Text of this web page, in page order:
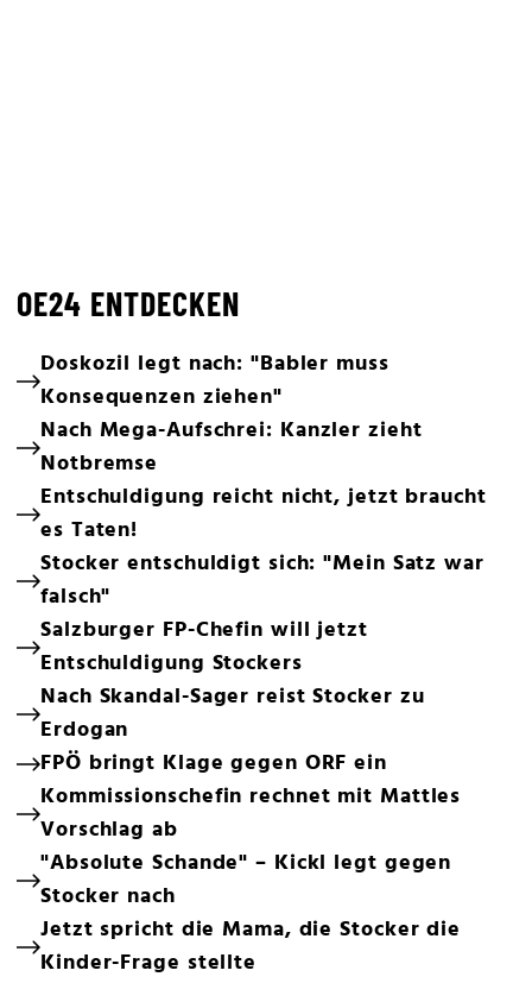
OE24 ENTDECKEN
Doskozil legt nach: "Babler muss
Konsequenzen ziehen"
Nach Mega-Aufschrei: Kanzler zieht
Notbremse
Entschuldigung reicht nicht, jetzt braucht
es Taten!
Stocker entschuldigt sich: "Mein Satz war
falsch"
Salzburger FP-Chefin will jetzt
Entschuldigung Stockers
Nach Skandal-Sager reist Stocker zu
Erdogan
FPÖ bringt Klage gegen ORF ein
Kommissionschefin rechnet mit Mattles
Vorschlag ab
"Absolute Schande" – Kickl legt gegen
Stocker nach
Jetzt spricht die Mama, die Stocker die
Kinder-Frage stellte